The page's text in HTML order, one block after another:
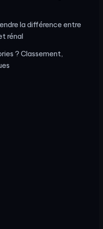
la différence entre
rénal
? Classement,